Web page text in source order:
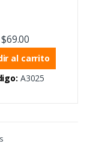
$69.00
al carrito
A3025